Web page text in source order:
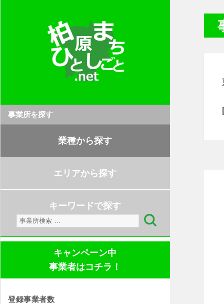
事業所を探す
業種から探す
エリアから探す
キーワードで探す
検
索:
キャンペーン中
事業者はコチラ！
登録事業者数